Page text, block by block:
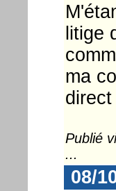
litige
ma
Publié
...
08/